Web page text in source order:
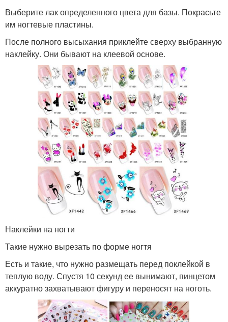
Выберите лак определенного цвета для базы. Покрасьте
им ногтевые пластины.
После полного высыхания приклейте сверху выбранную
наклейку. Они бывают на клеевой основе.
Наклейки на ногти
Такие нужно вырезать по форме ногтя
Есть и такие, что нужно размещать перед поклейкой в
теплую воду. Спустя 10 секунд ее вынимают, пинцетом
аккуратно захватывают фигуру и переносят на ноготь.